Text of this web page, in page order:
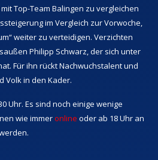
Top-Team Balingen zu vergleichen
im Vergleich zur Vorwoche,
weiter zu verteidigen. Verzichten
Philipp Schwarz, der sich unter
Für ihn rückt Nachwuchstalent und
Volk in den Kader.
Uhr. Es sind noch einige wenige
wie immeronline oder ab 18 Uhr an